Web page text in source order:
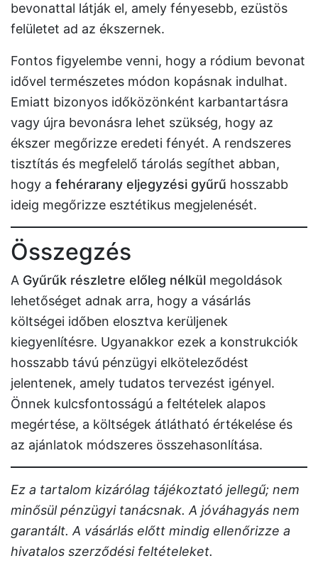
bevonattal látják el, amely fényesebb, ezüstös
felületet ad az ékszernek.
Fontos figyelembe venni, hogy a ródium bevonat
idővel természetes módon kopásnak indulhat.
Emiatt bizonyos időközönként karbantartásra
vagy újra bevonásra lehet szükség, hogy az
ékszer megőrizze eredeti fényét. A rendszeres
tisztítás és megfelelő tárolás segíthet abban,
hogy a fehérarany eljegyzési gyűrű hosszabb
ideig megőrizze esztétikus megjelenését.
Összegzés
A Gyűrűk részletre előleg nélkül megoldások
lehetőséget adnak arra, hogy a vásárlás
költségei időben elosztva kerüljenek
kiegyenlítésre. Ugyanakkor ezek a konstrukciók
hosszabb távú pénzügyi elköteleződést
jelentenek, amely tudatos tervezést igényel.
Önnek kulcsfontosságú a feltételek alapos
megértése, a költségek átlátható értékelése és
az ajánlatok módszeres összehasonlítása.
Ez a tartalom kizárólag tájékoztató jellegű; nem
minősül pénzügyi tanácsnak. A jóváhagyás nem
garantált. A vásárlás előtt mindig ellenőrizze a
hivatalos szerződési feltételeket.